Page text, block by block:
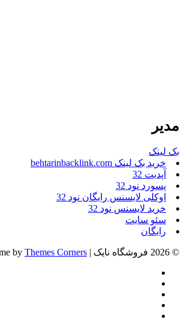
مدیر
بک لینک
خرید بک لینک behtarinbacklink.com
آپدیت 32
پسورد نود 32
اوکلی لایسنس رایگان نود 32
خرید لایسنس نود 32
سئو سایت
رایگان
© 2026 فروشگاه نایک | Theme by Themes Corners